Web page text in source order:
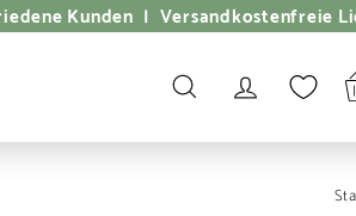
Kunden | Versandkostenfreie
SUCHE